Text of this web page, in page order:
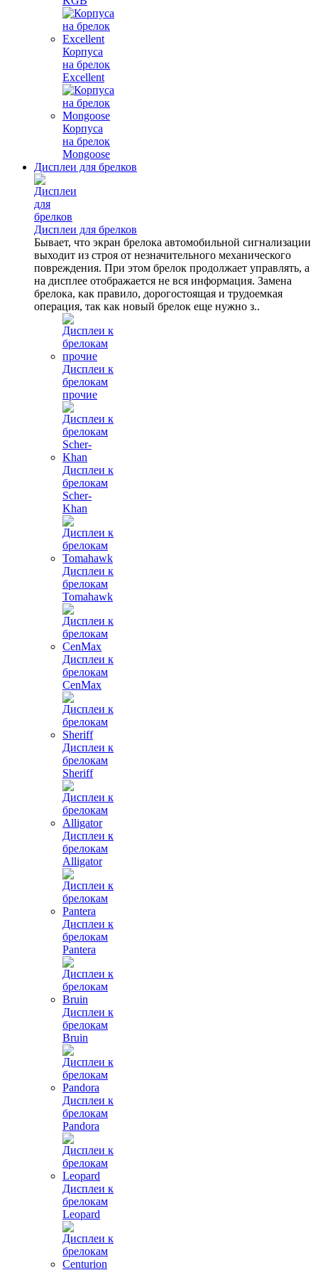
Корпуса
на брелок
Excellent
Корпуса
на брелок
Mongoose
Дисплеи для брелков
Дисплеи для брелков
Бывает, что экран брелока автомобильной сигнализации
выходит из строя от незначительного механического
повреждения. При этом брелок продолжает управлять, а
на дисплее отображается не вся информация. Замена
брелока, как правило, дорогостоящая и трудоемкая
операция, так как новый брелок еще нужно з..
Дисплеи к
брелокам
прочие
Дисплеи к
брелокам
Scher-
Khan
Дисплеи к
брелокам
Tomahawk
Дисплеи к
брелокам
CenMax
Дисплеи к
брелокам
Sheriff
Дисплеи к
брелокам
Alligator
Дисплеи к
брелокам
Pantera
Дисплеи к
брелокам
Bruin
Дисплеи к
брелокам
Pandora
Дисплеи к
брелокам
Leopard